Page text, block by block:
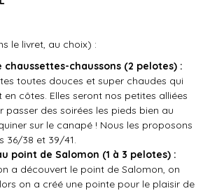
le livret, au choix) :
chaussettes-chaussons (2 pelotes) :
toutes douces et super chaudes qui
côtes. Elles seront nos petites alliées
passer des soirées les pieds bien au
sur le canapé ! Nous les proposons
36/38 et 39/41.
point de Salomon (1 à 3 pelotes) :
a découvert le point de Salomon, on
on a créé une pointe pour le plaisir de